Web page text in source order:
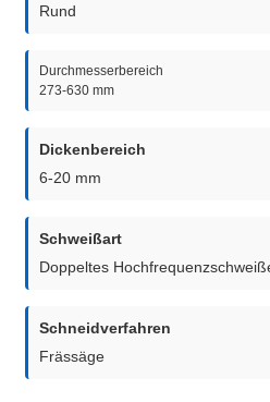
Rund
Durchmesserbereich
273-630 mm
Dickenbereich
6-20 mm
Schweißart
Doppeltes
Schneidverfahren
Frässäge